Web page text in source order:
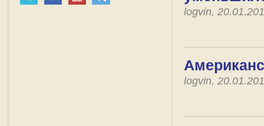
logvin,
logvin,